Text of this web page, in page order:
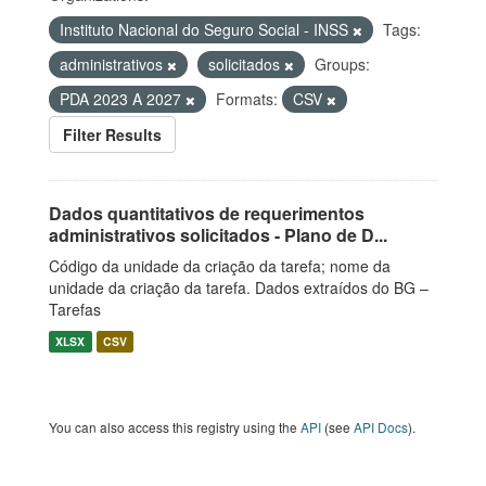
Instituto Nacional do Seguro Social - INSS
Tags:
administrativos
solicitados
Groups:
PDA 2023 A 2027
Formats:
CSV
Filter Results
Dados quantitativos de requerimentos
administrativos solicitados - Plano de D...
Código da unidade da criação da tarefa; nome da
unidade da criação da tarefa. Dados extraídos do BG –
Tarefas
XLSX CSV
You can also access this registry using the API (see API Docs).